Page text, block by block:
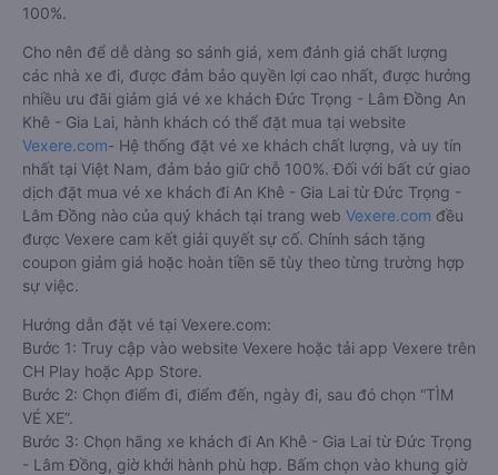
100%.
Cho nên để dễ dàng so sánh giá, xem đánh giá chất lượng
các nhà xe đi, được đảm bảo quyền lợi cao nhất, được hưởng
nhiều ưu đãi giảm giá vé xe khách Đức Trọng - Lâm Đồng An
Khê - Gia Lai, hành khách có thể đặt mua tại website
Vexere.com- Hệ thống đặt vé xe khách chất lượng, và uy tín
nhất tại Việt Nam, đảm bảo giữ chỗ 100%. Đối với bất cứ giao
dịch đặt mua vé xe khách đi An Khê - Gia Lai từ Đức Trọng -
Lâm Đồng nào của quý khách tại trang web Vexere.com đều
được Vexere cam kết giải quyết sự cố. Chính sách tặng
coupon giảm giá hoặc hoàn tiền sẽ tùy theo từng trường hợp
sự việc.
Hướng dẫn đặt vé tại Vexere.com:
Bước 1: Truy cập vào website Vexere hoặc tải app Vexere trên
CH Play hoặc App Store.
Bước 2: Chọn điểm đi, điểm đến, ngày đi, sau đó chọn “TÌM
VÉ XE”.
Bước 3: Chọn hãng xe khách đi An Khê - Gia Lai từ Đức Trọng
- Lâm Đồng, giờ khởi hành phù hợp. Bấm chọn vào khung giờ